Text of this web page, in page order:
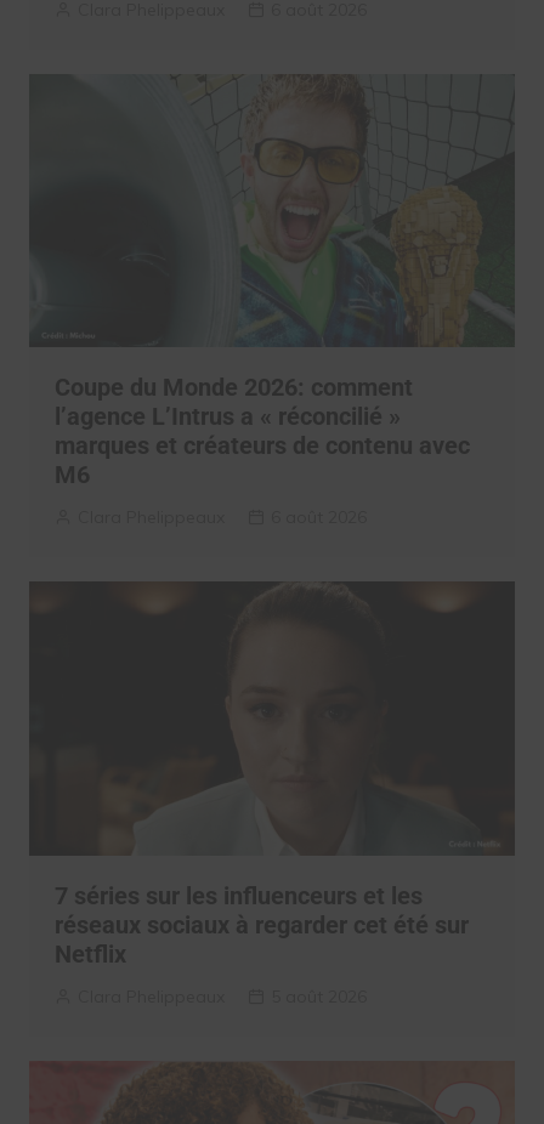
Coupe du Monde 2026: comment
l’agence L’Intrus a « réconcilié »
marques et créateurs de contenu avec
M6
7 séries sur les influenceurs et les
réseaux sociaux à regarder cet été sur
Netflix